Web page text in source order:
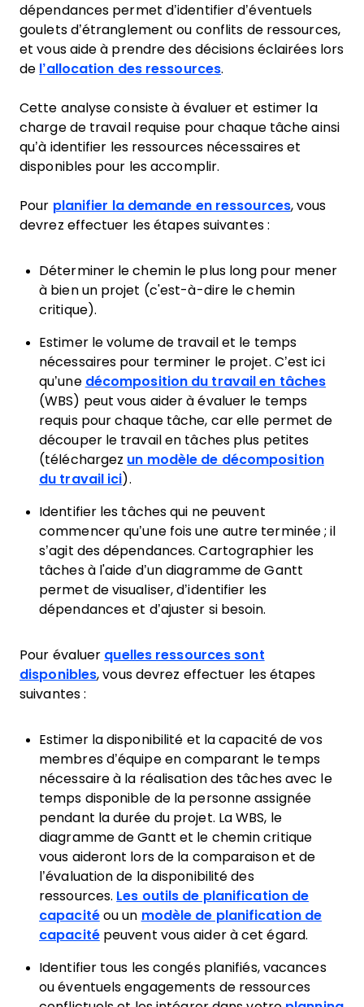
dépendances permet d’identifier d’éventuels
goulets d’étranglement ou conflits de ressources,
et vous aide à prendre des décisions éclairées lors
de l’allocation des ressources.
Cette analyse consiste à évaluer et estimer la
charge de travail requise pour chaque tâche ainsi
qu’à identifier les ressources nécessaires et
disponibles pour les accomplir.
Pour planifier la demande en ressources, vous
devrez effectuer les étapes suivantes :
Déterminer le chemin le plus long pour mener
à bien un projet (c'est-à-dire le chemin
critique).
Estimer le volume de travail et le temps
nécessaires pour terminer le projet. C’est ici
qu’une décomposition du travail en tâches
(WBS) peut vous aider à évaluer le temps
requis pour chaque tâche, car elle permet de
découper le travail en tâches plus petites
(téléchargez un modèle de décomposition
du travail ici).
Identifier les tâches qui ne peuvent
commencer qu’une fois une autre terminée ; il
s’agit des dépendances. Cartographier les
tâches à l'aide d’un diagramme de Gantt
permet de visualiser, d’identifier les
dépendances et d’ajuster si besoin.
Pour évaluer quelles ressources sont
disponibles, vous devrez effectuer les étapes
suivantes :
Estimer la disponibilité et la capacité de vos
membres d’équipe en comparant le temps
nécessaire à la réalisation des tâches avec le
temps disponible de la personne assignée
pendant la durée du projet. La WBS, le
diagramme de Gantt et le chemin critique
vous aideront lors de la comparaison et de
l’évaluation de la disponibilité des
ressources. Les outils de planification de
capacitéou un modèle de planification de
capacitépeuvent vous aider à cet égard.
Identifier tous les congés planifiés, vacances
ou éventuels engagements de ressources